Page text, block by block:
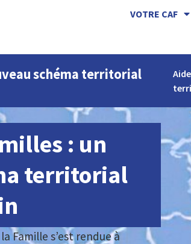
VOTRE CAF
schéma territorial
: un
territorial
Famille s’est rendue à